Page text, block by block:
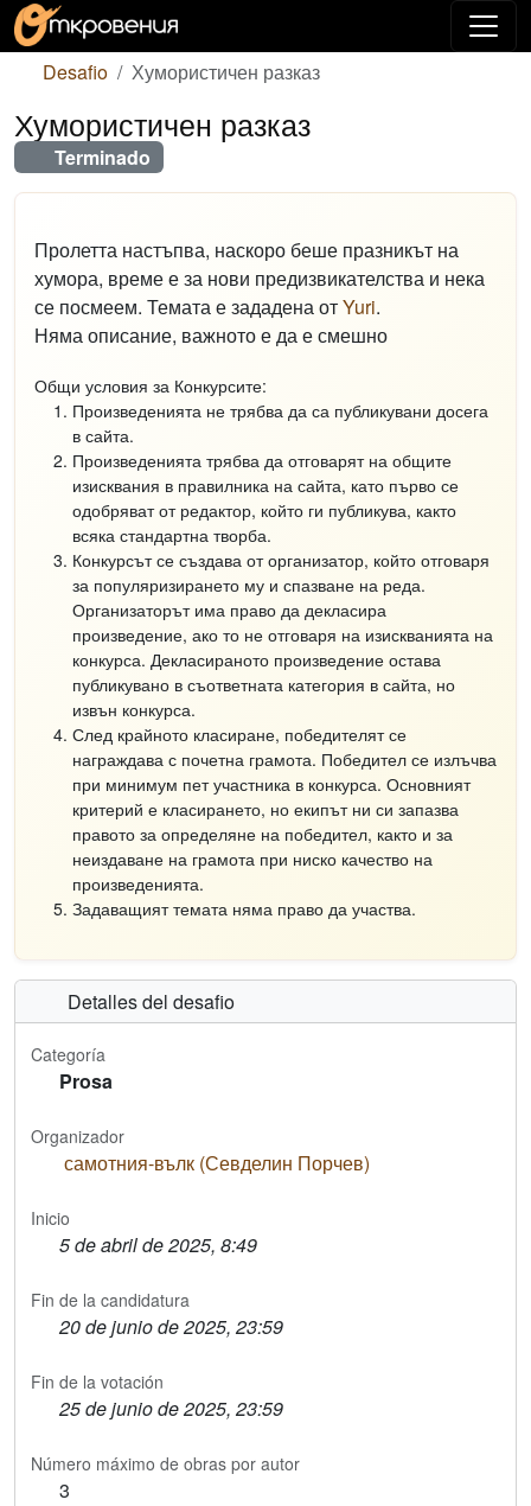
Desafio Хумористичен разказ
Хумористичен разказ
Terminado
Пролетта настъпва, наскоро беше празникът на
хумора, време е за нови предизвикателства и нека
се посмеем. Темата е зададена отYuri.
Няма описание, важното е да е смешно
Общи условия за Конкурсите:
Произведенията не трябва да са публикувани досега
в сайта.
Произведенията трябва да отговарят на общите
изисквания в правилника на сайта, като първо се
одобряват от редактор, който ги публикува, както
всяка стандартна творба.
Конкурсът се създава от организатор, който отговаря
за популяризирането му и спазване на реда.
Организаторът има право да декласира
произведение, ако то не отговаря на изискванията на
конкурса. Декласираното произведение остава
публикувано в съответната категория в сайта, но
извън конкурса.
След крайното класиране, победителят се
награждава с почетна грамота. Победител се излъчва
при минимум пет участника в конкурса. Основният
критерий е класирането, но екипът ни си запазва
правото за определяне на победител, както и за
неиздаване на грамота при ниско качество на
произведенията.
Задаващият темата няма право да участва.
Detalles del desafio
Categoría
Prosa
Organizador
самотния-вълк (Севделин Порчев)
Inicio
5 de abril de 2025, 8:49
Fin de la candidatura
20 de junio de 2025, 23:59
Fin de la votación
25 de junio de 2025, 23:59
Número máximo de obras por autor
3